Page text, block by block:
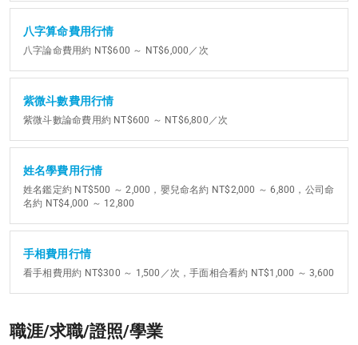
八字算命費用行情
八字論命費用約 NT$600 ～ NT$6,000／次
紫微斗數費用行情
紫微斗數論命費用約 NT$600 ～ NT$6,800／次
姓名學費用行情
姓名鑑定約 NT$500 ～ 2,000，嬰兒命名約 NT$2,000 ～ 6,800，公司命
名約 NT$4,000 ～ 12,800
手相費用行情
看手相費用約 NT$300 ～ 1,500／次，手面相合看約 NT$1,000 ～ 3,600
職涯/求職/證照/學業